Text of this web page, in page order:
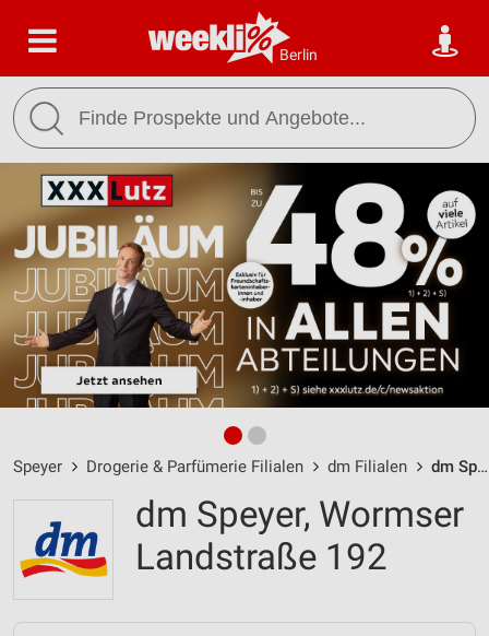
Berlin
Speyer Drogerie & Parfümerie Filialen dm Filialen dm Speyer / Wormser Landstraße 192 - Öffnungszeiten & Adresse
dm Speyer, Wormser
Landstraße 192